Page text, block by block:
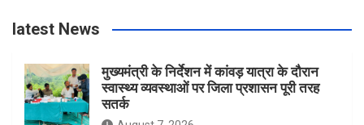
k a
latest News
मुख्यमंत्री के निर्देशन में कांवड़ यात्रा के दौरान
स्वास्थ्य व्यवस्थाओं पर जिला प्रशासन पूरी तरह
सतर्क